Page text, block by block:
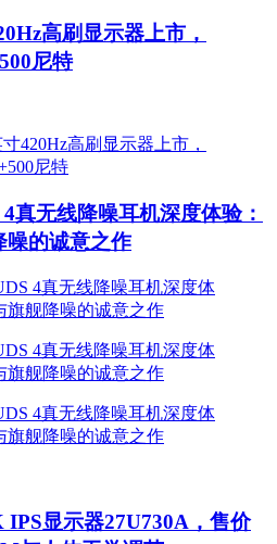
高刷显示器上市，
尼特
真无线降噪耳机深度体验：
噪的诚意之作
显示器27U730A，售价